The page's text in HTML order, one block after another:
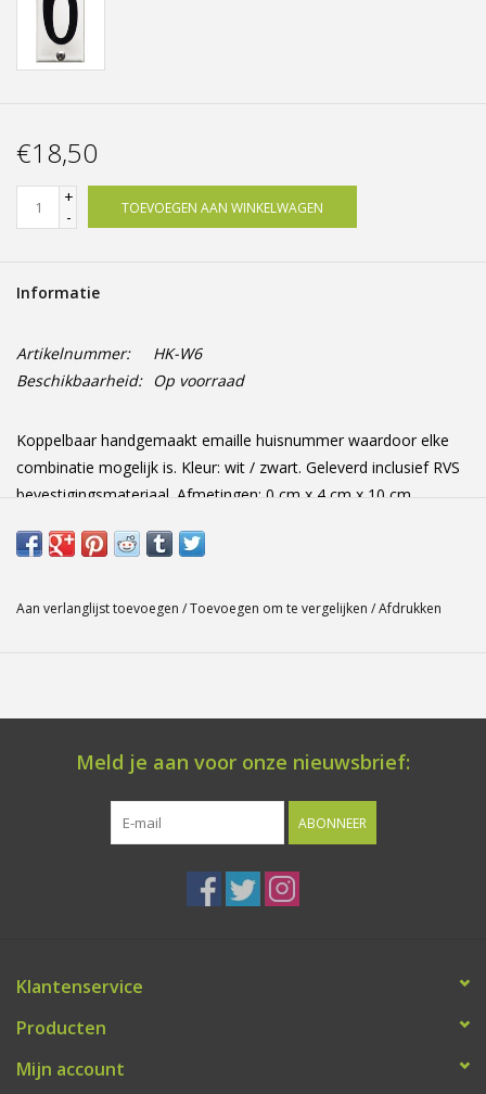
Portfolio
kleuren en lettertypes
€18,50
+
-
TOEVOEGEN AAN WINKELWAGEN
Informatie
Artikelnummer:
HK-W6
Beschikbaarheid: Op voorraad
Koppelbaar handgemaakt emaille huisnummer waardoor elke
combinatie mogelijk is. Kleur: wit / zwart. Geleverd inclusief RVS
bevestigingsmateriaal. Afmetingen: 0 cm x 4 cm x 10 cm
Aan verlanglijst toevoegen /Toevoegen om te vergelijken /Afdrukken
Meld je aan voor onze nieuwsbrief:
ABONNEER
Klantenservice
Producten
Mijn account